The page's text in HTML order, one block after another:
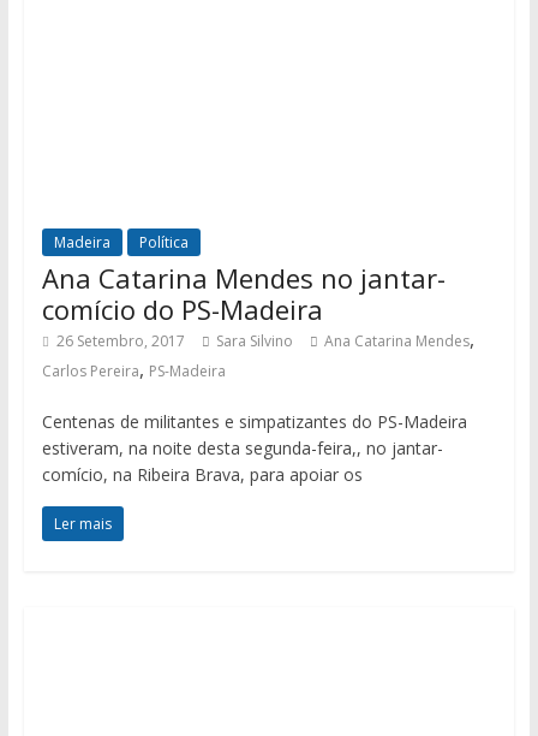
Madeira Política
Ana Catarina Mendes no jantar-
comício do PS-Madeira
26 Setembro, 2017 Sara Silvino Ana Catarina Mendes,
Carlos Pereira, PS-Madeira
Centenas de militantes e simpatizantes do PS-Madeira
estiveram, na noite desta segunda-feira,, no jantar-
comício, na Ribeira Brava, para apoiar os
Ler mais